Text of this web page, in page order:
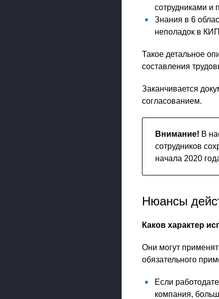
сотрудниками и
Знания в 6
неполадок в КИП
Такое детальное
составления
Заканчивается
согласованием.
Внимание! В
сотрудников
начала 2020
Нюансы
Каков характер
Они могут
обязательного
Если
компания,